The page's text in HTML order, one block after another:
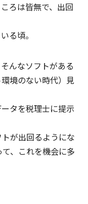
ろは皆無で、出回
る頃。
んなソフトがある
境のない時代）見
タを税理士に提示
が出回るようにな
、これを機会に多